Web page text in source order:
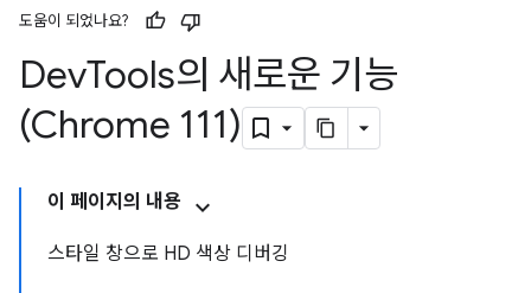
도움이 되었나요?
DevTools의 새로운 기능
(Chrome 111)
이 페이지의 내용
스타일 창으로 HD 색상 디버깅